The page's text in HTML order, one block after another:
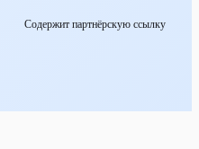
Содержит партнёрскую ссылку